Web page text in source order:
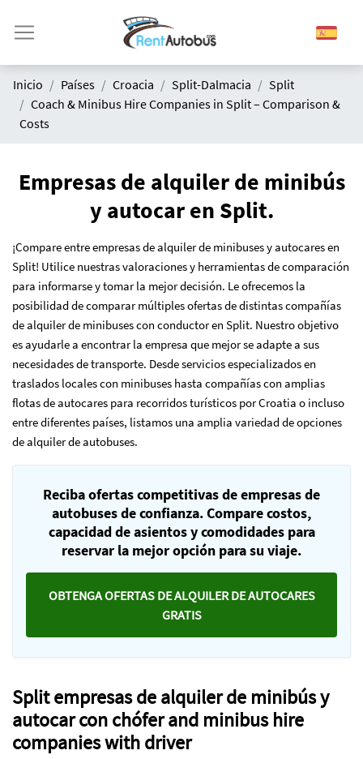
Inicio Países Croacia Split-Dalmacia
Split
Coach & Minibus Hire Companies in Split – Comparison &
Costs
Empresas de alquiler de minibús
y autocar en Split.
¡Compare entre empresas de alquiler de minibuses y autocares en
Split! Utilice nuestras valoraciones y herramientas de comparación
para informarse y tomar la mejor decisión. Le ofrecemos la
posibilidad de comparar múltiples ofertas de distintas compañías
de alquiler de minibuses con conductor en Split. Nuestro objetivo
es ayudarle a encontrar la empresa que mejor se adapte a sus
necesidades de transporte. Desde servicios especializados en
traslados locales con minibuses hasta compañías con amplias
flotas de autocares para recorridos turísticos por Croatia o incluso
entre diferentes países, listamos una amplia variedad de opciones
de alquiler de autobuses.
Reciba ofertas competitivas de empresas de
autobuses de confianza. Compare costos,
capacidad de asientos y comodidades para
reservar la mejor opción para su viaje.
OBTENGA OFERTAS DE ALQUILER DE AUTOCARES
GRATIS
Split empresas de alquiler de minibús y
autocar con chófer and minibus hire
companies with driver